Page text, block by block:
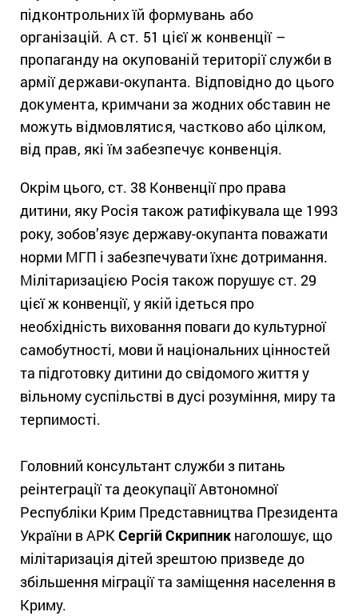
підконтрольних їй формувань або
організацій. А ст. 51 цієї ж конвенції –
пропаганду на окупованій території служби в
армії держави-окупанта. Відповідно до цього
документа, кримчани за жодних обставин не
можуть відмовлятися, частково або цілком,
від прав, які їм забезпечує конвенція.
Окрім цього, ст. 38 Конвенції про права
дитини, яку Росія також ратифікувала ще 1993
року, зобов’язує державу-окупанта поважати
норми МГП і забезпечувати їхнє дотримання.
Мілітаризацією Росія також порушує ст. 29
цієї ж конвенції, у якій ідеться про
необхідність виховання поваги до культурної
самобутності, мови й національних цінностей
та підготовку дитини до свідомого життя у
вільному суспільстві в дусі розуміння, миру та
терпимості.
Головний консультант служби з питань
реінтеграції та деокупації Автономної
Республіки Крим Представництва Президента
України в АРКСергій Скрипник наголошує, що
мілітаризація дітей зрештою призведе до
збільшення міграції та заміщення населення в
Криму.